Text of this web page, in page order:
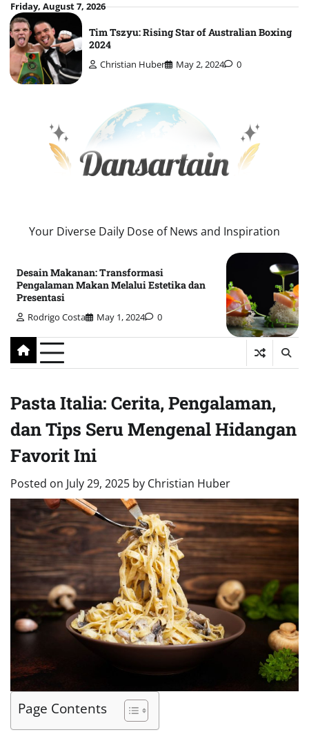
Skip
to
content
Friday, August 7, 2026
Tim Tszyu: Rising Star of Australian Boxing
2024
Christian Huber May 2, 2024 0
Your Diverse Daily Dose of News and Inspiration
Desain Makanan: Transformasi
Pengalaman Makan Melalui Estetika dan
Presentasi
Rodrigo Costa May 1, 2024 0
Pasta Italia: Cerita, Pengalaman,
dan Tips Seru Mengenal Hidangan
Favorit Ini
Posted on July 29, 2025 by Christian Huber
Page Contents